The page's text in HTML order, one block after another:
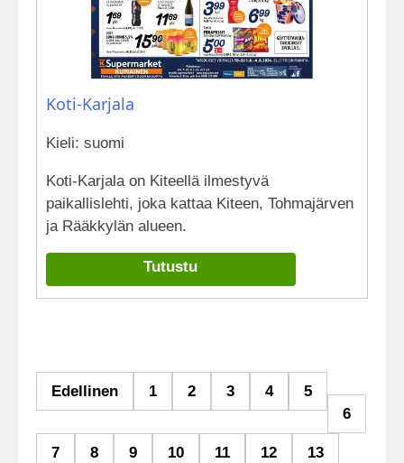
Koti-Karjala
Kieli: suomi
Koti-Karjala on Kiteellä ilmestyvä
paikallislehti, joka kattaa Kiteen, Tohmajärven
ja Rääkkylän alueen.
Tutustu
Edellinen 1 2 3 4
5
6
7 8 9 10 11 12 13